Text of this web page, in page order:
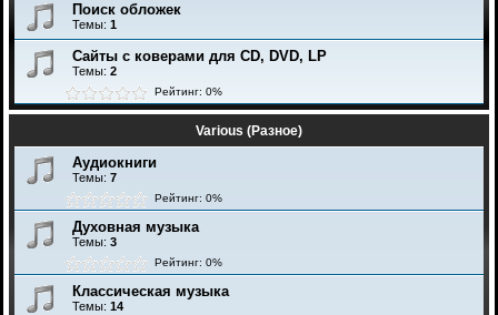
Поиск обложек
Темы: 1
Сайты с коверами для CD, DVD, LP
Темы: 2
Рейтинг: 0%
Various (Разное)
Аудиокниги
Темы: 7
Рейтинг: 0%
Духовная музыка
Темы: 3
Рейтинг: 0%
Классическая музыка
Темы: 14